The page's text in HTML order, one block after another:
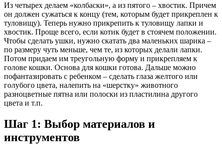
Из четырех делаем «колбаски», а из пятого – хвостик. Причем
он должен сужаться к концу (тем, которым будет прикреплен к
туловищу). Теперь нужно прикрепить к туловищу лапки и
хвостик. Проще всего, если котик будет в стоячем положении.
Чтобы сделать ушки, нужно скатать два маленьких шарика –
по размеру чуть меньше, чем те, из которых делали лапки.
Потом придаем им треугольную форму и прикрепляем к
голове кошки. Основа для кошки готова. Дальше можно
пофантазировать с ребенком – сделать глаза желтого или
голубого цвета, налепить на «шерстку» животного
разноцветные пятна или полоски из пластилина другого
цвета и т.п.
Шаг 1: Выбор материалов и
инструментов